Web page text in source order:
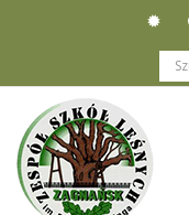
Jesteś tutaj: Ogłoszenia